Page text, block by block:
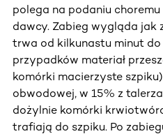
polega na podaniu
dawcy. Zabieg wygląda jak
trwa od kilkunastu minut do
przypadków materiał
komórki macierzyste
obwodowej, w 15% z
dożylnie komórki
trafiają do szpiku. Po